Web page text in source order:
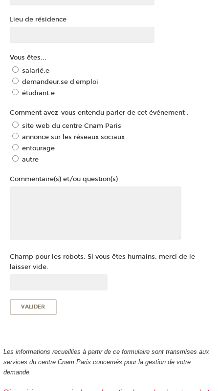
Lieu de résidence
Vous êtes...
salarié.e
demandeur.se d'emploi
étudiant.e
Comment avez-vous entendu parler de cet événement :
site web du centre Cnam Paris
annonce sur les réseaux sociaux
entourage
autre
Commentaire(s) et/ou question(s)
Champ pour les robots. Si vous êtes humains, merci de le
laisser vide.
Les informations recueillies à partir de ce formulaire sont transmises aux
services du centre Cnam Paris concernés pour la gestion de votre
demande.